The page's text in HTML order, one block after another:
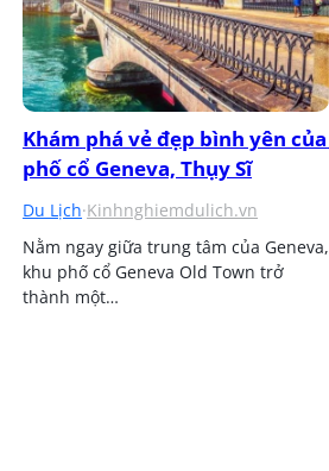
Khám phá vẻ đẹp bình yên của
phố cổ Geneva, Thụy Sĩ
Du Lịch·Kinhnghiemdulich.vn
Nằm ngay giữa trung tâm của Geneva,
khu phố cổ Geneva Old Town trở
thành một…